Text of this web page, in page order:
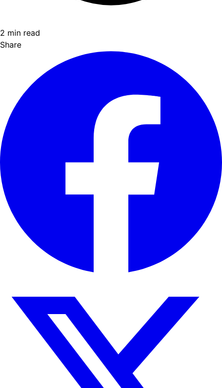
2 min read
Share